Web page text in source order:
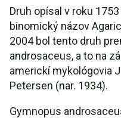
Druh opísal v roku
binomický názov
2004 bol tento druh
androsaceus, a to na
americkí mykológovia
Petersen (nar. 1934).
Gymnopus